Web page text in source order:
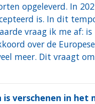
opgeleverd. In
is. In dit
vraag ik me
over de
meer. Dit vraagt
is verschenen in